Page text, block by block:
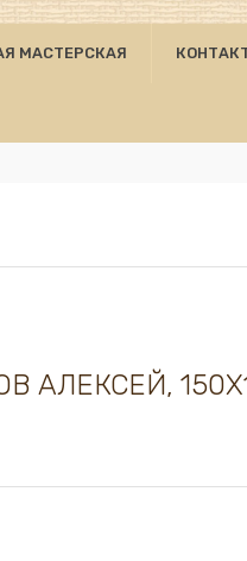
МАСТЕРСКАЯ
АЛЕКСЕЙ,